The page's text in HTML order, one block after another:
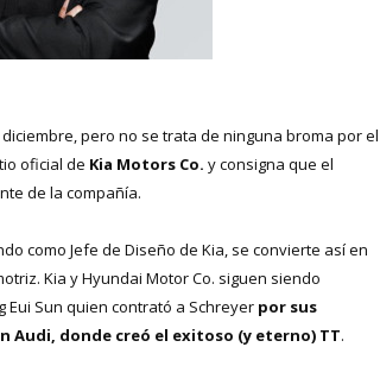
pero no se trata de ninguna broma por el
oficial de Kia Motors Co. y consigna que el
de la compañía.
como Jefe de Diseño de Kia, se convierte así en
Kia y Hyundai Motor Co. siguen siendo
Eui Sun quien contrató a Schreyer por sus
Audi, donde creó el exitoso (y eterno) TT.